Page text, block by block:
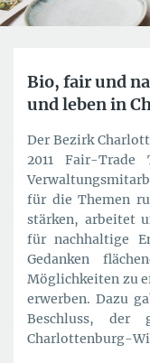
Bio, fair und
und leben in
Der Bezirk
2011 Fair-Trade
für die Themen
stärken, arbeitet
für nachhaltige
Gedanken
Möglichkeiten zu
erwerben. Dazu
Beschluss, der
Charlottenburg-